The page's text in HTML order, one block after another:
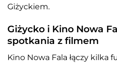
Giżyckiem.
Giżycko i Kino Nowa
spotkania z filmem
Kino Nowa Fala łączy kilka